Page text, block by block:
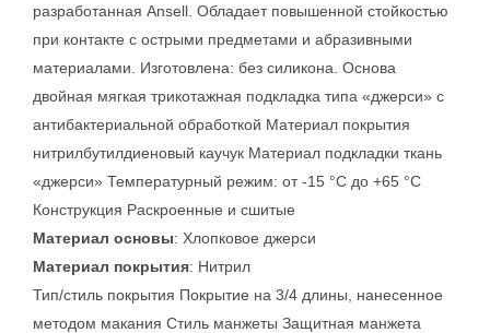
разработанная Ansell. Обладает повышенной стойкостью
при контакте с острыми предметами и абразивными
материалами. Изготовлена: без силикона. Основа
двойная мягкая трикотажная подкладка типа «джерси» с
антибактериальной обработкой Материал покрытия
нитрилбутилдиеновый каучук Материал подкладки ткань
«джерси» Температурный режим: от -15 °C до +65 °C
Конструкция Раскроенные и сшитые
Материал основы: Хлопковое джерси
Материал покрытия: Нитрил
Тип/стиль покрытия Покрытие на 3/4 длины, нанесенное
методом макания Стиль манжеты Защитная манжета